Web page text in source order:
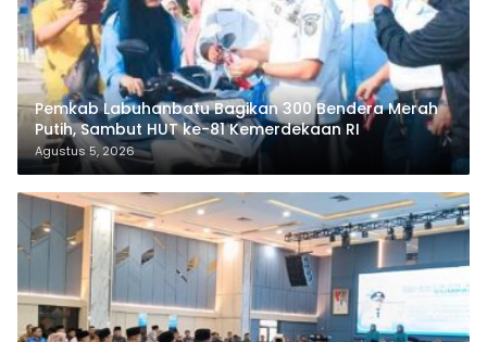
Pemkab Labuhanbatu Bagikan 300 Bendera Merah
Putih, Sambut HUT ke-81 Kemerdekaan RI
Agustus 5, 2026